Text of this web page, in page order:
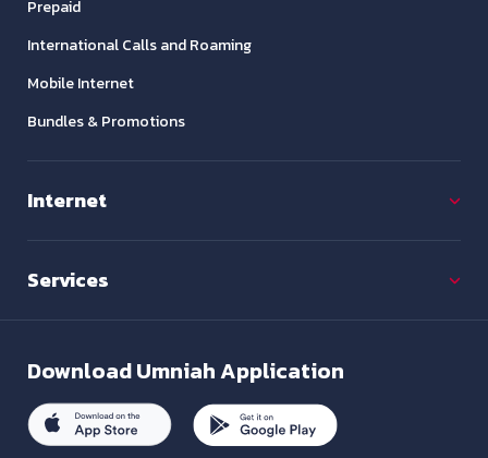
Prepaid
International Calls and Roaming
Mobile Internet
Bundles & Promotions
Internet
Services
DownloadUmniah Application